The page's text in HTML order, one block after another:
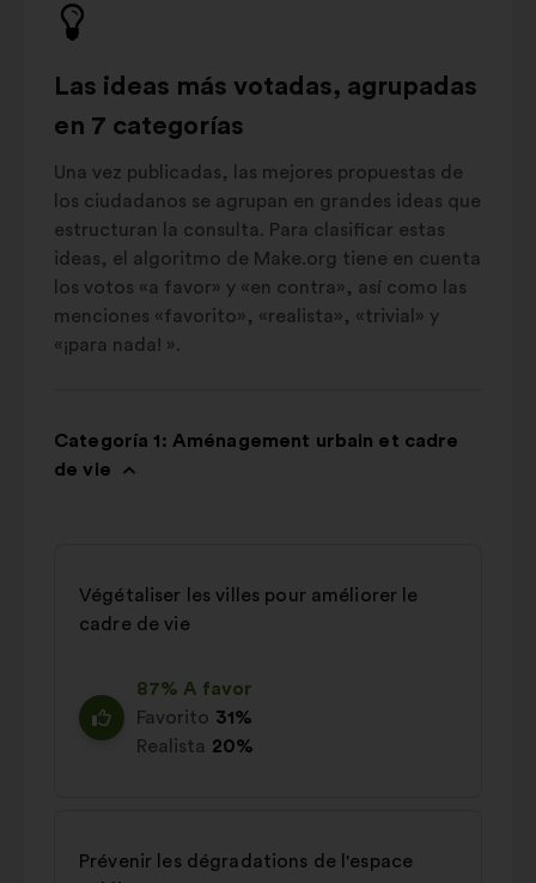
Las ideas más votadas, agrupadas
en 7 categorías
Una vez publicadas, las mejores propuestas de
los ciudadanos se agrupan en grandes ideas que
estructuran la consulta. Para clasificar estas
ideas, el algoritmo de Make.org tiene en cuenta
los votos «a favor» y «en contra», así como las
menciones «favorito», «realista», «trivial» y
«¡para nada! ».
Categoría 1: Aménagement urbain et cadre
de vie
Végétaliser les villes pour améliorer le
cadre de vie
87% A favor
Favorito 31%
Realista 20%
Prévenir les dégradations de l'espace